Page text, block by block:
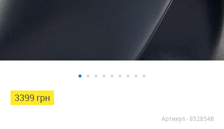
3399 грн
Артикул -8528548